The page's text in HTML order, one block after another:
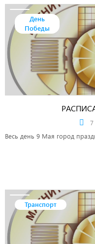
День
Победы
7
Весь день 9 Мая город
Транспорт